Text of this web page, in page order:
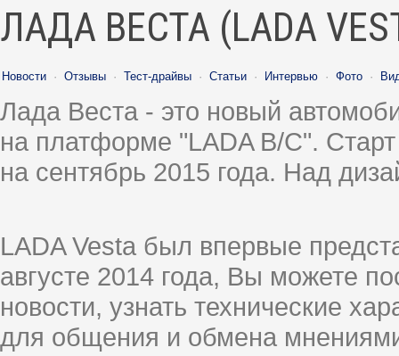
ЛАДА ВЕСТА (LADA
Новости · Отзывы · Тест-драйвы · Статьи · Интервью · Фото ·
Лада Веста - это новый
на платформе "LADA B/C".
на сентябрь 2015 года. Над
LADA Vesta был впервые
августе 2014 года, Вы можете
новости, узнать технические
для общения и обмена